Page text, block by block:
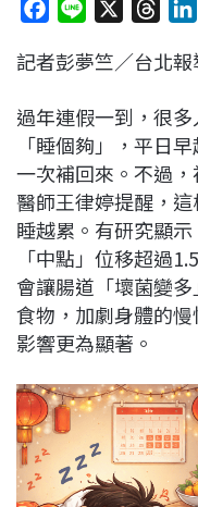
c
b
o
o
k
n
r
a
d
s
記者彭夢竺／台北報
過年連假一到，很
「睡個夠」，平日
一次補回來。不過
醫師王律婷提醒，
睡越累。有研究顯
「中點」位移超過
會讓腸道「壞菌變
食物，加劇身體的
影響更為顯著。